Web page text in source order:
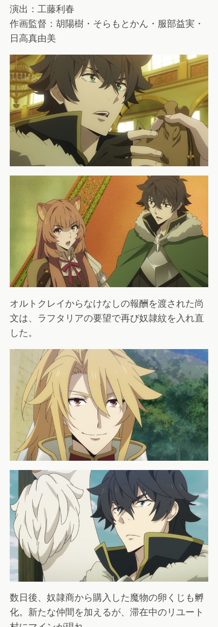
演出：工藤利春
作画監督：胡陽樹・そらもとかん・服部益実・
日高真由美
オルトクレイからなけなしの報酬を渡された尚
文は、ラフタリアの要望で再び奴隷紋を入れ直
した。
数日後、奴隷商から購入した魔物の卵くじも孵
化。新たな仲間を加えるが、滞在中のリユート